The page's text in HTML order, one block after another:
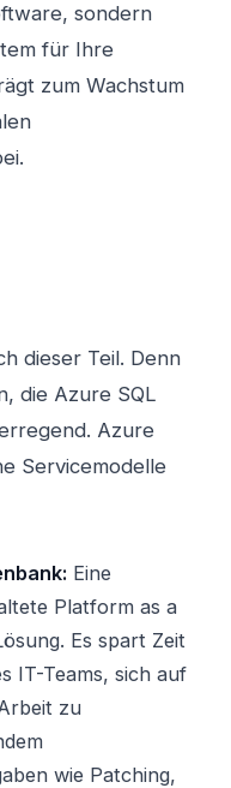
sondern
für Ihre
zum Wachstum
dieser Teil. Denn
die Azure SQL
Azure
Servicemodelle
Eine
Platform as a
Es spart Zeit
IT-Teams, sich auf
zu
wie Patching,